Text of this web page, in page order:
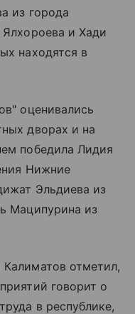
из города
и Хади
находятся в
оценивались
дворах и на
победила Лидия
Нижние
Эльдиева из
Маципурина из
отметил,
говорит о
в республике,